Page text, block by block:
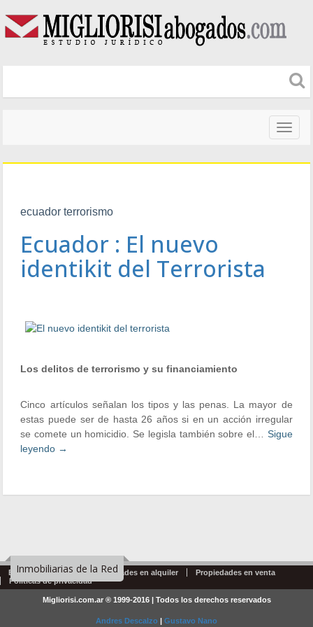
ecuador terrorismo
Ecuador : El nuevo
identikit del Terrorista
Los delitos de terrorismo y su financiamiento
Cinco artículos señalan los tipos y las penas. La mayor de
estas puede ser de hasta 26 años si en un acción irregular
se comete un homicidio. Se legisla también sobre el… Sigue
leyendo →
Inmobiliarias de la Red
Emprendimientos Propiedades en alquiler
Propiedades en venta
Politicas de privacidad
Migliorisi.com.ar ® 1999-2016 | Todos los derechos reservados
Andres Descalzo | Gustavo Nano